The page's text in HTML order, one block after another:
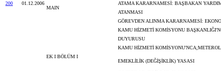
200
01.12.2006
MAIN
ATAMA KARARNAMESİ: BAŞBAKAN
ATANMASI
GÖREVDEN ALINMA KARARNAMESİ:
KAMU HİZMETİ KOMİSYONU
DUYURUSU
KAMU HİZMETİ
EK I BÖLÜM I
EMEKLİLİK (DEĞİŞİKLİK) YASASI